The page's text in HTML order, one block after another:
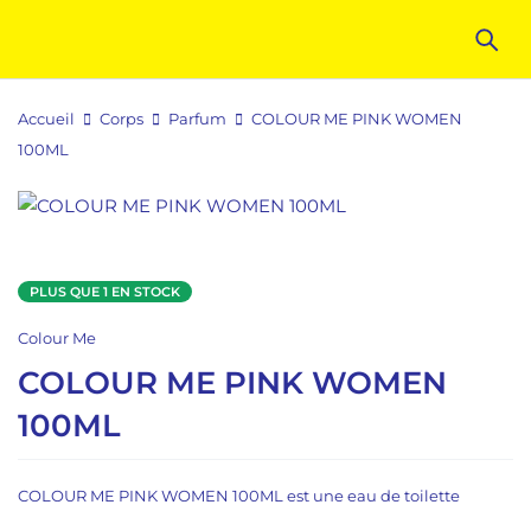
Accueil Corps Parfum
COLOUR ME PINK WOMEN
100ML
PLUS QUE 1 EN STOCK
Colour Me
COLOUR ME PINK WOMEN
100ML
COLOUR ME PINK WOMEN 100ML est une eau de toilette